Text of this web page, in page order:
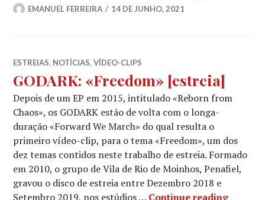
EMANUEL FERREIRA 14 DE JUNHO, 2021
ESTREIAS, NOTÍCIAS,VÍDEO-CLIPS
GODARK: «Freedom» [estreia]
Depois de um EP em 2015, intitulado «Reborn from
Chaos», os GODARK estão de volta com o longa-
duração «Forward We March» do qual resulta o
primeiro vídeo-clip, para o tema «Freedom», um dos
dez temas contidos neste trabalho de estreia. Formado
em 2010, o grupo de Vila de Rio de Moinhos, Penafiel,
gravou o disco de estreia entre Dezembro 2018 e
Setembro 2019, nos estúdios … Continue reading